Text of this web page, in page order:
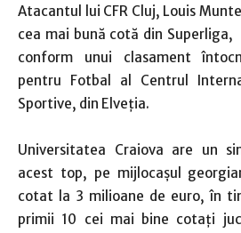
Atacantul lui CFR Cluj, Louis
cea mai bună cotă din
conform unui clasament
pentru Fotbal al Centrul
Sportive, din Elveţia.
Universitatea Craiova are un
acest top, pe mijlocașul
cotat la 3 milioane de euro, în
primii 10 cei mai bine cotaţi